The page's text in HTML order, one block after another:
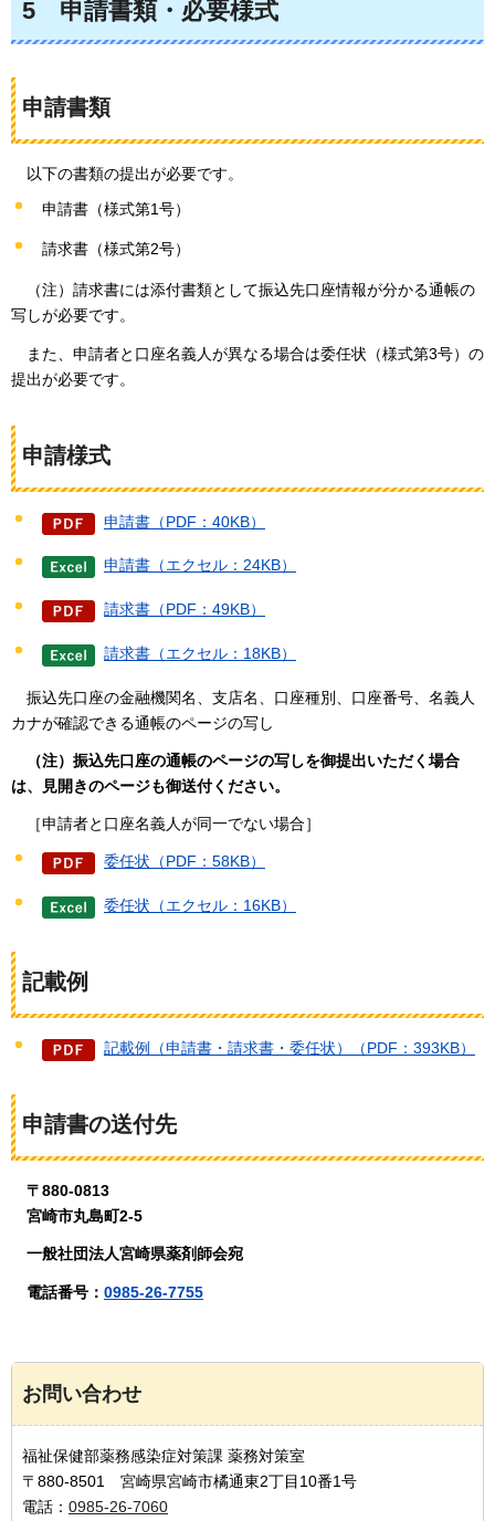
5 申請書類・必要様式
申請書類
以下の書類の提出が必要です。
申請書（様式第1号）
請求書（様式第2号）
（注）請求書には添付書類として振込先口座情報が分かる通帳の
写しが必要です。
また、申請者と口座名義人が異なる場合は委任状（様式第3号）の
提出が必要です。
申請様式
申請書（PDF：40KB）
申請書（エクセル：24KB）
請求書（PDF：49KB）
請求書（エクセル：18KB）
振込先口座の金融機関名、支店名、口座種別、口座番号、名義人
カナが確認できる通帳のページの写し
（注）振込先口座の通帳のページの写しを御提出いただく場合
は、見開きのページも御送付ください。
［申請者と口座名義人が同一でない場合］
委任状（PDF：58KB）
委任状（エクセル：16KB）
記載例
記載例（申請書・請求書・委任状）（PDF：393KB）
申請書の送付先
〒880-0813
宮崎市丸島町2-5
一般社団法人宮崎県薬剤師会宛
電話番号： 0985-26-7755
お問い合わせ
福祉保健部薬務感染症対策課 薬務対策室
〒880-8501 宮崎県宮崎市橘通東2丁目10番1号
電話： 0985-26-7060